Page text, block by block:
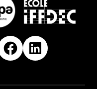
Facebook
LinkedIn